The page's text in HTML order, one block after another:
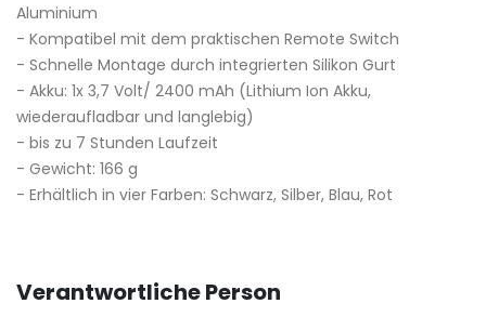
Aluminium
- Kompatibel mit dem praktischen Remote Switch
- Schnelle Montage durch integrierten Silikon Gurt
- Akku: 1x 3,7 Volt/ 2400 mAh (Lithium Ion Akku,
wiederaufladbar und langlebig)
- bis zu 7 Stunden Laufzeit
- Gewicht: 166 g
- Erhältlich in vier Farben: Schwarz, Silber, Blau, Rot
Verantwortliche Person